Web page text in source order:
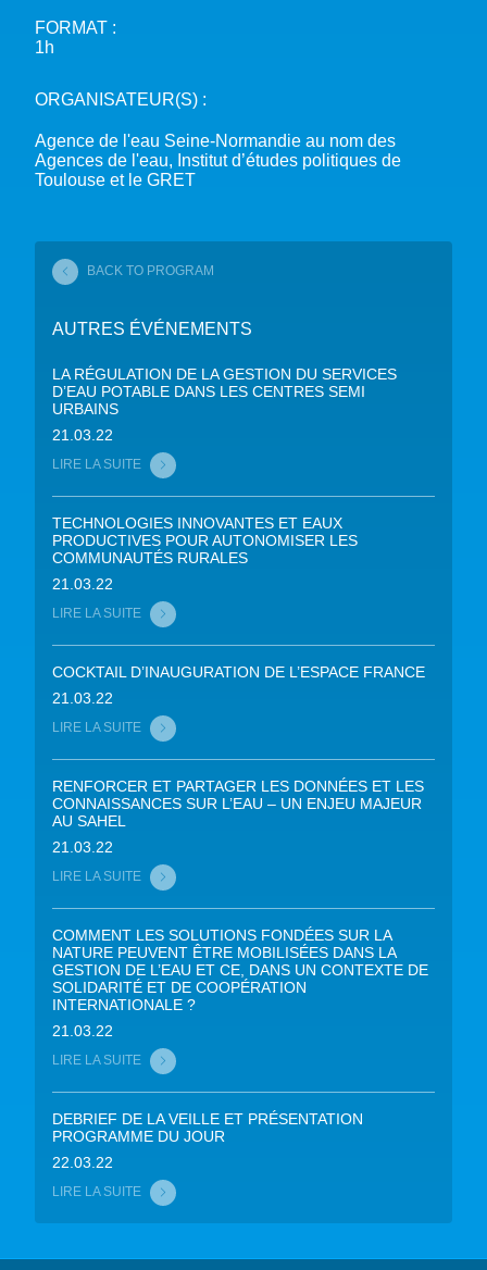
FORMAT :
1h
ORGANISATEUR(S) :
Agence de l'eau Seine-Normandie au nom des
Agences de l'eau, Institut d’études politiques de
Toulouse et le GRET
BACK TO PROGRAM
AUTRES ÉVÉNEMENTS
LA RÉGULATION DE LA GESTION DU SERVICES
D’EAU POTABLE DANS LES CENTRES SEMI
URBAINS
21.03.22
LIRE LA SUITE
TECHNOLOGIES INNOVANTES ET EAUX
PRODUCTIVES POUR AUTONOMISER LES
COMMUNAUTÉS RURALES
21.03.22
LIRE LA SUITE
COCKTAIL D’INAUGURATION DE L’ESPACE FRANCE
21.03.22
LIRE LA SUITE
RENFORCER ET PARTAGER LES DONNÉES ET LES
CONNAISSANCES SUR L’EAU – UN ENJEU MAJEUR
AU SAHEL
21.03.22
LIRE LA SUITE
COMMENT LES SOLUTIONS FONDÉES SUR LA
NATURE PEUVENT ÊTRE MOBILISÉES DANS LA
GESTION DE L’EAU ET CE, DANS UN CONTEXTE DE
SOLIDARITÉ ET DE COOPÉRATION
INTERNATIONALE ?
21.03.22
LIRE LA SUITE
DEBRIEF DE LA VEILLE ET PRÉSENTATION
PROGRAMME DU JOUR
22.03.22
LIRE LA SUITE